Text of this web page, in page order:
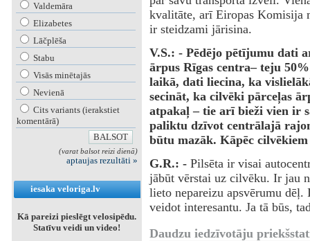
Valdemāra
Elizabetes
Lāčplēša
Stabu
Visās minētajās
Nevienā
Cits variants (ierakstiet
komentārā)
(varat balsot reizi dienā)
aptaujas rezultāti »
iesaka veloriga.lv
Kā pareizi pieslēgt velosipēdu.
Statīvu veidi un video!
kvalitāte, arī Eiropas Komisija
ir steidzami jārisina.
V.S.: - Pēdējo pētījumu dati
ārpus Rīgas centra– teju
laikā, dati liecina, ka
secināt, ka cilvēki pārceļas
atpakaļ – tie arī bieži vien ir
paliktu dzīvot centrālajā
būtu mazāk. Kāpēc
G.R.: -Pilsēta ir visai
jābūt vērstai uz cilvēku. Ir jau
lieto nepareizu apsvērumu
veidot interesantu. Ja tā būs,
Daudzu iedzīvotāju